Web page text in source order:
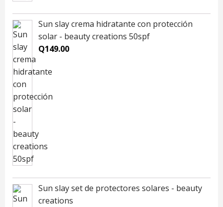
Sun slay crema hidratante con protección
solar - beauty creations 50spf
Q149.00
Sun slay set de protectores solares - beauty
creations